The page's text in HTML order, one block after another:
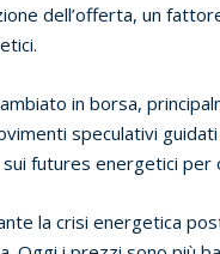
dell’offerta, un
in borsa,
speculativi
sui futures energetici
la crisi energetica